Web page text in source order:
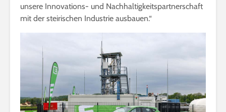
unsere Innovations- und Nachhaltigkeitspartnerschaft
mit der steirischen Industrie ausbauen.“